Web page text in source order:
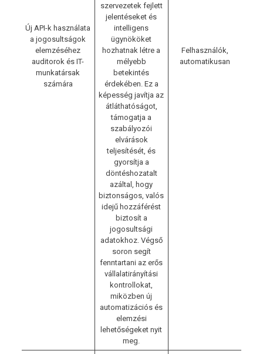
Új API-k használata
a jogosultságok
elemzéséhez
auditorok és IT-
munkatársak
számára
szervezetek fejlett
jelentéseket és
intelligens
ügynököket
hozhatnak létre a
mélyebb
betekintés
érdekében. Ez a
képesség javítja az
átláthatóságot,
támogatja a
szabályozói
elvárások
teljesítését, és
gyorsítja a
döntéshozatalt
azáltal, hogy
biztonságos, valós
idejű hozzáférést
biztosít a
jogosultsági
adatokhoz. Végső
soron segít
fenntartani az erős
vállalatirányítási
kontrollokat,
miközben új
automatizációs és
elemzési
lehetőségeket nyit
meg.
Felhasználók,
automatikusan